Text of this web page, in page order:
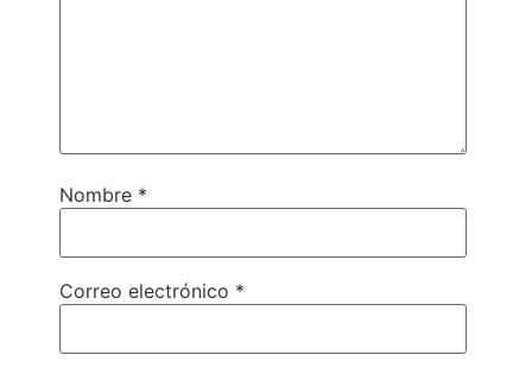
Nombre *
Correo electrónico *